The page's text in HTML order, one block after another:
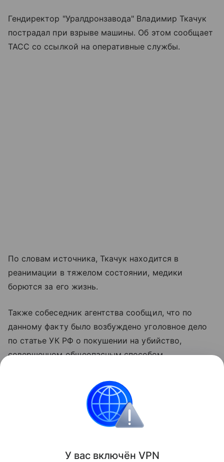
Гендиректор "Уралдронзавода" Владимир Ткачук
пострадал при взрыве машины. Об этом сообщает
ТАСС со ссылкой на оперативные службы.
По словам источника, Ткачук находится в
реанимации в тяжелом состоянии, медики
борются за его жизнь.
Также собеседник агентства сообщил, что по
данному факту было возбуждено уголовное дело
по статье УК РФ о покушении на убийство,
совершенном общеопасным способом.
Компания "Уралдронзавод" производит дроны
Новость дополняется.
Поделиться
У вас включён VPN